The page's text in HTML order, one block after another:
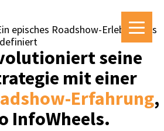
episches Roadshow-Erlebnis, das
seine
mit einer
Erfahrung,
InfoWheels.